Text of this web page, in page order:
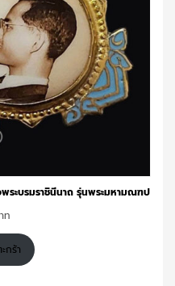
ระบรมราชินีนาถ รุ่นพระมหามณฑป
กร้า